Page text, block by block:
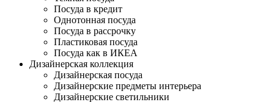
Посуда в кредит
Однотонная посуда
Посуда в рассрочку
Пластиковая посуда
Посуда как в ИКЕА
Дизайнерская коллекция
Дизайнерская посуда
Дизайнерские предметы интерьера
Дизайнерские светильники